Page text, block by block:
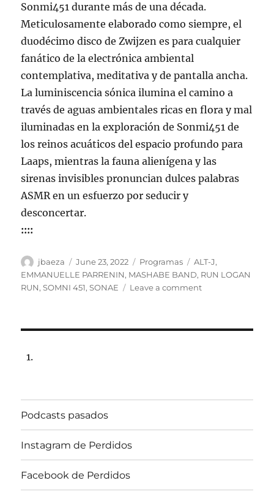
Sonmi451 durante más de una década.
Meticulosamente elaborado como siempre, el
duodécimo disco de Zwijzen es para cualquier
fanático de la electrónica ambiental
contemplativa, meditativa y de pantalla ancha.
La luminiscencia sónica ilumina el camino a
través de aguas ambientales ricas en flora y mal
iluminadas en la exploración de Sonmi451 de
los reinos acuáticos del espacio profundo para
Laaps, mientras la fauna alienígena y las
sirenas invisibles pronuncian dulces palabras
ASMR en un esfuerzo por seducir y
desconcertar.
::::
Author
jbaeza
Posted
on
June 23, 2022 Categories
Programas Tags
ALT-J,
EMMANUELLE PARRENIN, MASHABE BAND, RUN LOGAN
RUN,SOMNI 451,SONAE Leave a commenton
hrs
Radio
Podcasts pasados
Instagram de Perdidos
Facebook de Perdidos